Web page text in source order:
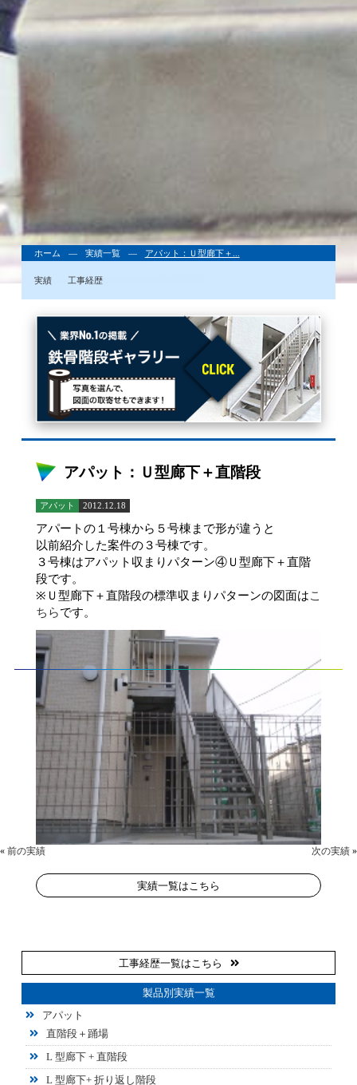
ホーム 実績一覧 アパット：Ｕ型廊下＋...
実績 工事経歴
アパット：Ｕ型廊下＋直階段
アパット 2012.12.18
アパートの１号棟から５号棟まで形が違うと
以前紹介した案件の３号棟です。
３号棟はアパット収まりパターン④Ｕ型廊下＋直階
段です。
※Ｕ型廊下＋直階段の標準収まりパターンの図面はこ
ちらです。
« 前の実績 次の実績 »
実績一覧はこちら
工事経歴一覧はこちら
製品別実績一覧
アパット
直階段＋踊場
L 型廊下 + 直階段
L 型廊下+ 折り返し階段